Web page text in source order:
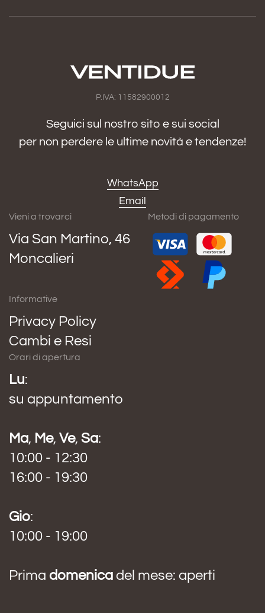
P.IVA: 11582900012
Seguici sul nostro sito e sui social
per non perdere le ultime novità e tendenze!
WhatsApp
Email
Vieni a trovarci
Via San Martino, 46
Moncalieri
Metodi di pagamento
Informative
Privacy Policy
Cambi e Resi
Orari di apertura
Lu:
su appuntamento
Ma, Me, Ve, Sa:
10:00 - 12:30
16:00 - 19:30
Gio:
10:00 - 19:00
Prima domenica del mese: aperti